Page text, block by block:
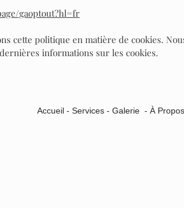
gaoptout?hl=fr
cette politique en matière de cookies.
informations sur les cookies.
Accueil - Services- Galerie- À